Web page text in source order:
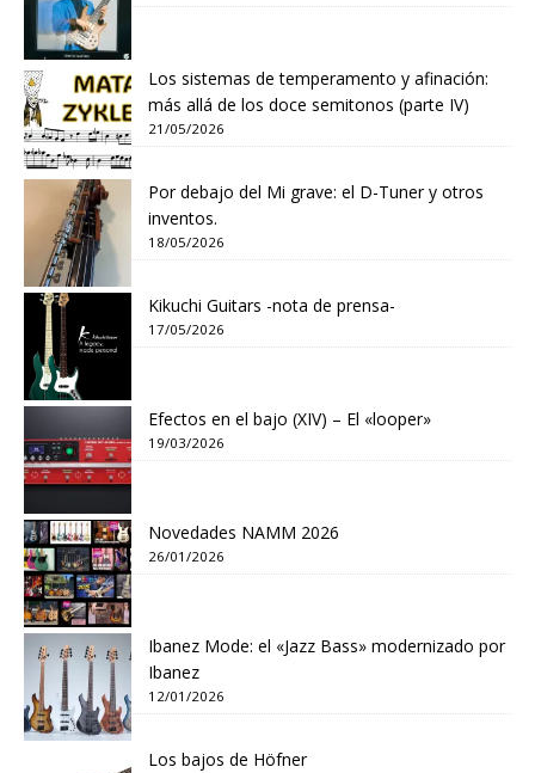
Los sistemas de temperamento y afinación:
más allá de los doce semitonos (parte IV)
21/05/2026
Por debajo del Mi grave: el D-Tuner y otros
inventos.
18/05/2026
Kikuchi Guitars -nota de prensa-
17/05/2026
Efectos en el bajo (XIV) – El «looper»
19/03/2026
Novedades NAMM 2026
26/01/2026
Ibanez Mode: el «Jazz Bass» modernizado por
Ibanez
12/01/2026
Los bajos de Höfner